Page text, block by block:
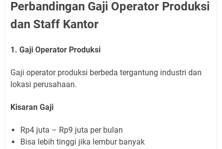
Perbandingan Gaji Operator Produksi
dan Staff Kantor
1. Gaji Operator Produksi
Gaji operator produksi berbeda tergantung industri dan
lokasi perusahaan.
Kisaran Gaji
Rp4 juta – Rp9 juta per bulan
Bisa lebih tinggi jika lembur banyak